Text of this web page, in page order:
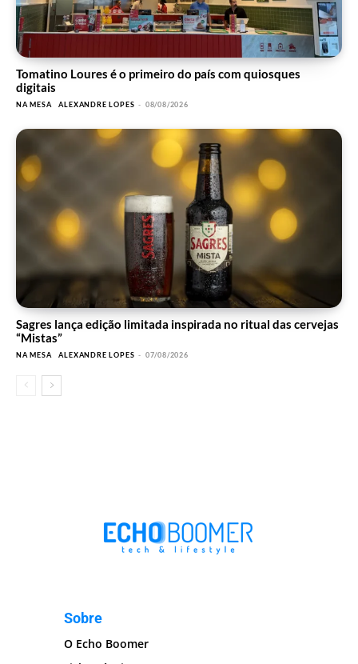
Tomatino Loures é o primeiro do país com quiosques
digitais
NA MESA ALEXANDRE LOPES - 08/08/2026
Sagres lança edição limitada inspirada no ritual das cervejas
“Mistas”
NA MESA ALEXANDRE LOPES - 07/08/2026
Sobre
O Echo Boomer